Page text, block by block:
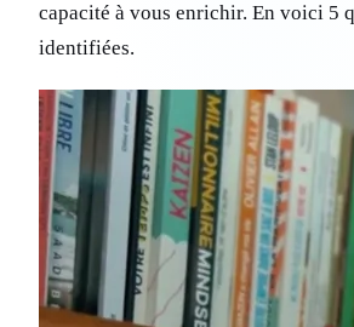
capacité à vous enrichir. En voici 5
identifiées.